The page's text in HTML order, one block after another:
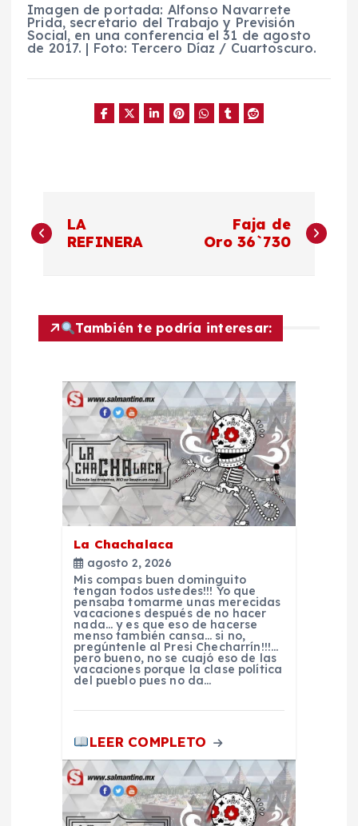
Imagen de portada: Alfonso Navarrete
Prida, secretario del Trabajo y Previsión
Social, en una conferencia el 31 de agosto
de 2017. | Foto: Tercero Díaz / Cuartoscuro.
a
e
LA
REFINERA
Faja de
Oro 36`730
También te podría interesar:
La Chachalaca
agosto 2, 2026
Mis compas buen dominguito
tengan todos ustedes!!! Yo que
pensaba tomarme unas merecidas
vacaciones después de no hacer
nada… y es que eso de hacerse
menso también cansa… si no,
pregúntenle al Presi Checharrín!!!…
pero bueno, no se cuajó eso de las
vacaciones porque la clase política
del pueblo pues no da…
LEER COMPLETO